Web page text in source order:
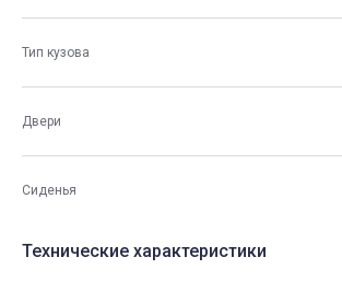
Тип кузова
Двери
Сиденья
Технические характеристики